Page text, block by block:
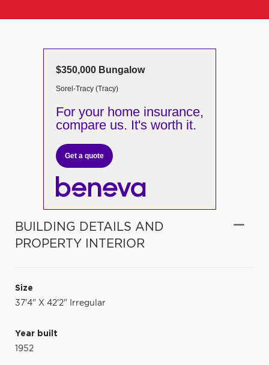
$350,000 Bungalow
Sorel-Tracy (Tracy)
For your home insurance,
compare us. It's worth it.
Get a quote
BUILDING DETAILS AND
PROPERTY INTERIOR
Size
37'4" X 42'2" Irregular
Year built
1952